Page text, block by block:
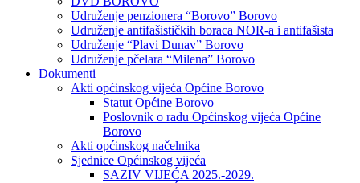
Udruženje penzionera “Borovo” Borovo
Udruženje antifašističkih boraca NOR-a i antifašista
Udruženje “Plavi Dunav” Borovo
Udruženje pčelara “Milena” Borovo
Dokumenti
Akti općinskog vijeća Općine Borovo
Statut Općine Borovo
Poslovnik o radu Općinskog vijeća Općine
Borovo
Akti općinskog načelnika
Sjednice Općinskog vijeća
SAZIV VIJEĆA 2025.-2029.